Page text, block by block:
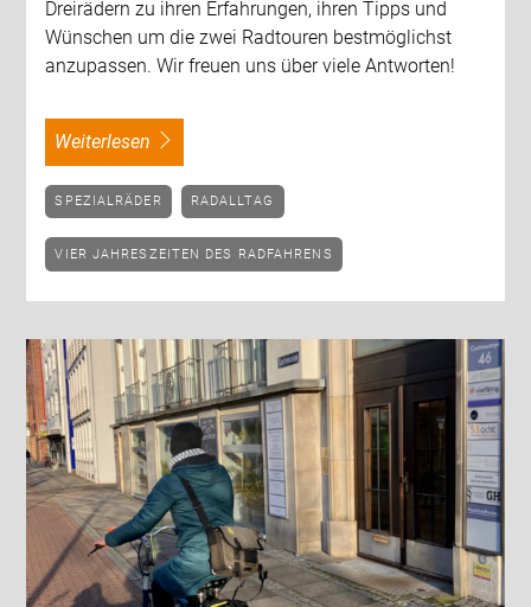
Dreirädern zu ihren Erfahrungen, ihren Tipps und
Wünschen um die zwei Radtouren bestmöglichst
anzupassen. Wir freuen uns über viele Antworten!
weiterlesen
SPEZIALRÄDER RADALLTAG
VIER JAHRESZEITEN DES RADFAHRENS